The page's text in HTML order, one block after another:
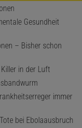
Gesundheit
– Bisher schon
in der Luft
immer
bei Ebolaausbruch